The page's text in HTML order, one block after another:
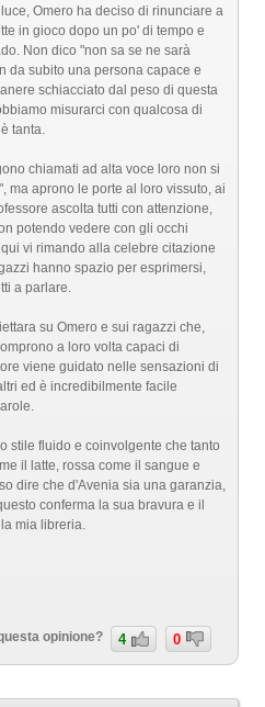
Omero ha deciso di rinunciare a
in gioco dopo un po' di tempo e
Non dico "non sa se ne sarà
da subito una persona capace e
schiacciato dal peso di questa
misurarci con qualcosa di
tanta.
chiamati ad alta voce loro non si
ma aprono le porte al loro vissuto, ai
ascolta tutti con attenzione,
potendo vedere con gli occhi
vi rimando alla celebre citazione
hanno spazio per esprimersi,
a parlare.
su Omero e sui ragazzi che,
a loro volta capaci di
viene guidato nelle sensazioni di
ed è incredibilmente facile
stile fluido e coinvolgente che tanto
il latte, rossa come il sangue e
dire che d'Avenia sia una garanzia,
conferma la sua bravura e il
mia libreria.
opinione? 4 0